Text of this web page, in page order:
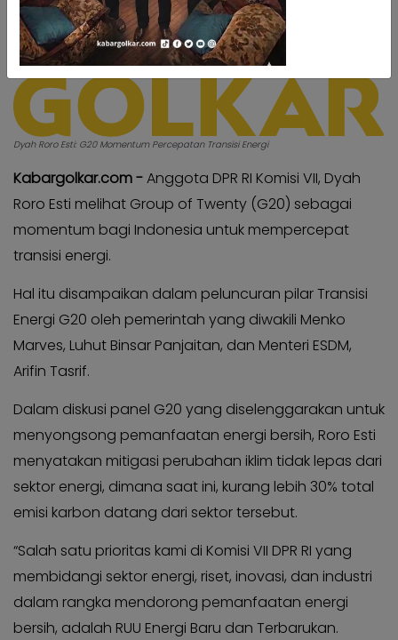
Kabar
Pilkada
Opini
Kabar
Kader
Kabar
Kabar
Kabar
Kabinet
Kabar
DPP
Kagol
Kabar
Photo
Kabar
Pilkada
Opini
Kabar
Kader
Kabar
Kabar
Kabar
Kabar
Kabar
DPP
Pojok
Kagol
KABAR
Dyah Roro Esti: G20 Momentum Percepatan Transisi Energi
Kabargolkar.com -Anggota DPR RI Komisi VII, Dyah
Roro Esti melihat Group of Twenty (G20) sebagai
momentum bagi Indonesia untuk mempercepat
transisi energi.
Hal itu disampaikan dalam peluncuran pilar Transisi
Energi G20 oleh pemerintah yang diwakili Menko
Marves, Luhut Binsar Panjaitan, dan Menteri ESDM,
Arifin Tasrif.
Dalam diskusi panel G20 yang diselenggarakan untuk
menyongsong pemanfaatan energi bersih, Roro Esti
menyatakan mitigasi perubahan iklim tidak lepas dari
sektor energi, dimana saat ini, kurang lebih 30% total
emisi karbon datang dari sektor tersebut.
“Salah satu prioritas kami di Komisi VII DPR RI yang
membidangi sektor energi, riset, inovasi, dan industri
dalam rangka mendorong pemanfaatan energi
bersih, adalah RUU Energi Baru dan Terbarukan.